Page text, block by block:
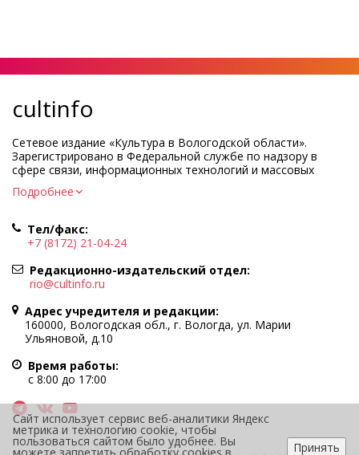
cultinfo
Сетевое издание «Культура в Вологодской области».
Зарегистрировано в Федеральной службе по надзору в
сфере связи, информационных технологий и массовых
коммуникаций.
Регистрационный номер и дата принятия решения о
Учредитель КУ ВО «Информационно-аналитический центр
культуры»
Адрес учредителя и редакции: 160000, Вологодская обл., г.
Вологда, ул. Марии Ульяновой, д.10
Главный редактор — Легчанова Елена Григорьевна
Политика в отношении обработки персональных данных
При полном или частичном использовании информации
портала гиперссылка на cultinfo.ru обязательна.
Редакция не несет ответственности за достоверность
информации, содержащейся в рекламных объявлениях.
12+
Подробнее
Тел/факс:
+7 (8172) 21-04-24
Редакционно-издательский отдел:
rio@cultinfo.ru
Адрес учредителя и редакции:
160000, Вологодская обл., г. Вологда, ул. Марии
Ульяновой, д.10
Время работы:
с 8:00 до 17:00
Сайт использует сервис веб-аналитики Яндекс
метрика и технологию cookie, чтобы
пользоваться сайтом было удобнее. Вы Принять